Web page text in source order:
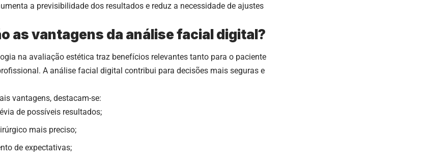
a previsibilidade dos resultados e reduz a necessidade de ajustes
as vantagens da análise facial digital?
na avaliação estética traz benefícios relevantes tanto para o paciente
A análise facial digital contribui para decisões mais seguras e
vantagens, destacam-se:
de possíveis resultados;
mais preciso;
de expectativas;